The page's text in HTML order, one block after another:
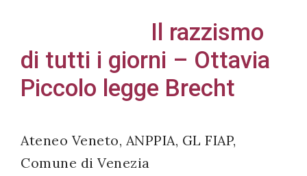
Il razzismo
di tutti i giorni – Ottavia
Piccolo legge Brecht
Ateneo Veneto, ANPPIA, GL FIAP,
Comune di Venezia
miei dati
personali in
accordo
decreto
legislativo